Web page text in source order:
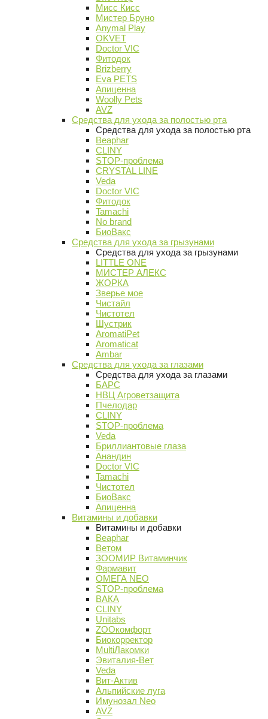
Мисс Кисс
Мистер Бруно
Anymal Play
OKVET
Doctor VIC
Фитодок
Brizberry
Eva PETS
Апиценна
Woolly Pets
AVZ
Средства для ухода за полостью рта
Средства для ухода за полостью рта
Beaphar
CLINY
STOP-проблема
CRYSTAL LINE
Veda
Doctor VIC
Фитодок
Tamachi
No brand
БиоВакс
Средства для ухода за грызунами
Средства для ухода за грызунами
LITTLE ONE
МИСТЕР АЛЕКС
ЖОРКА
Зверье мое
Чистайл
Чистотел
Шустрик
AromatiPet
Aromaticat
Ambar
Средства для ухода за глазами
Средства для ухода за глазами
БАРС
НВЦ Агроветзащита
Пчелодар
CLINY
STOP-проблема
Veda
Бриллиантовые глаза
Анандин
Doctor VIC
Tamachi
Чистотел
БиоВакс
Апиценна
Витамины и добавки
Витамины и добавки
Beaphar
Ветом
ЗООМИР Витаминчик
Фармавит
ОМЕГА NEO
STOP-проблема
ВАКА
CLINY
Unitabs
ZOOкомфорт
Биокорректор
MultiЛакомки
Эвиталия-Вет
Veda
Вит-Актив
Альпийские луга
Имунозал Neo
AVZ